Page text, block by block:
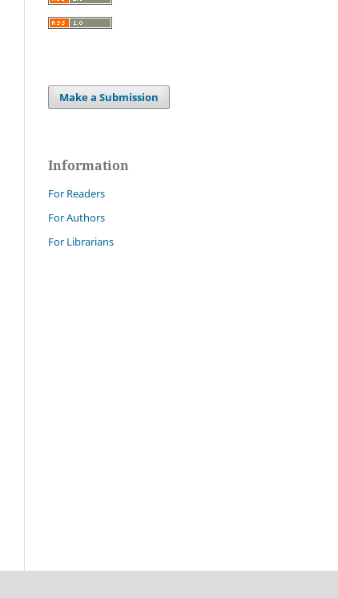
Make a Submission
Information
For Readers
For Authors
For Librarians